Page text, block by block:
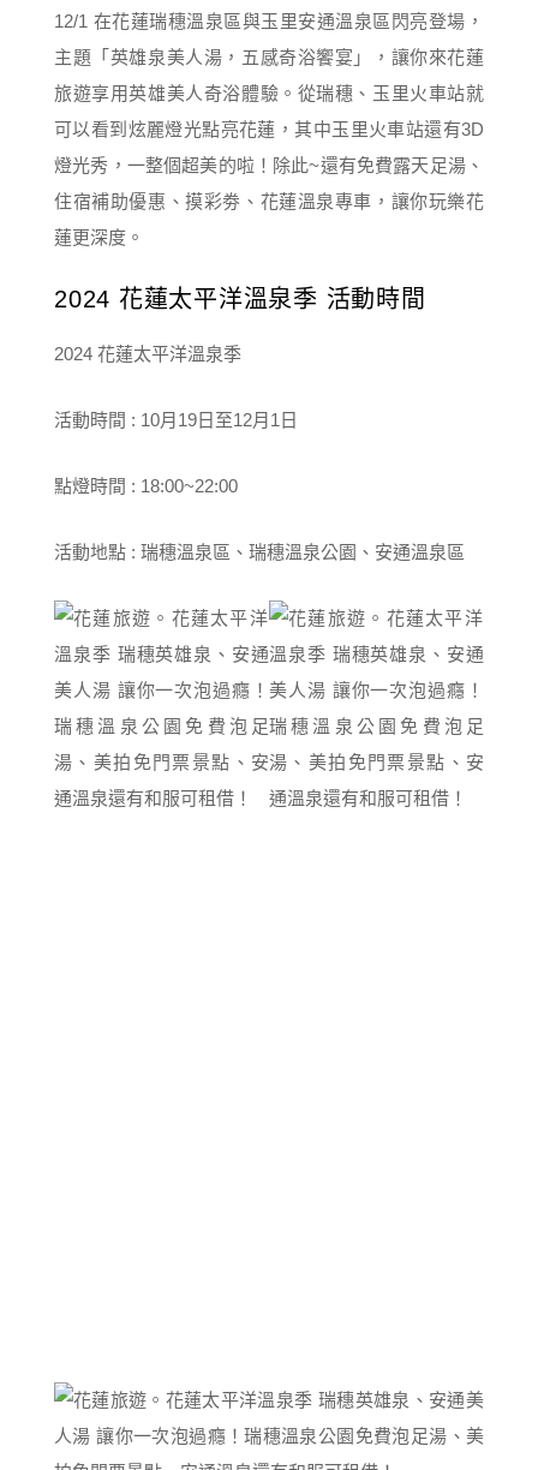
12/1 在花蓮瑞穗溫泉區與玉里安通溫泉區閃亮登場，
主題「英雄泉美人湯，五感奇浴饗宴」，讓你來花蓮
旅遊享用英雄美人奇浴體驗。從瑞穗、玉里火車站就
可以看到炫麗燈光點亮花蓮，其中玉里火車站還有3D
燈光秀，一整個超美的啦！除此~還有免費露天足湯、
住宿補助優惠、摸彩劵、花蓮溫泉專車，讓你玩樂花
蓮更深度。
2024 花蓮太平洋溫泉季 活動時間
2024 花蓮太平洋溫泉季
活動時間 : 10月19日至12月1日
點燈時間 : 18:00~22:00
活動地點 : 瑞穗溫泉區、瑞穗溫泉公園、安通溫泉區